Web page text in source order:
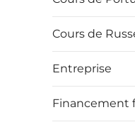
Cours de
Entreprise
Financement